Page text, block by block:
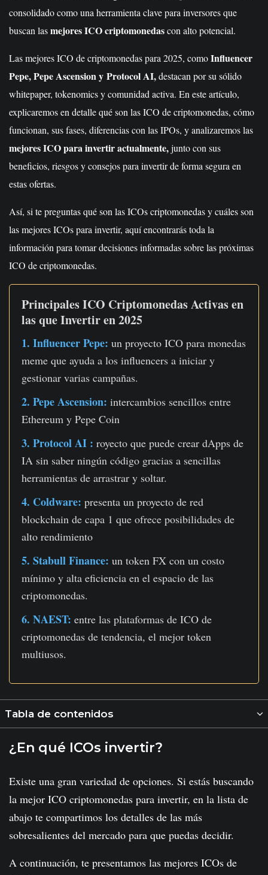
consolidado como una herramienta clave para inversores que
buscan lasmejores ICO criptomonedascon alto potencial.
Las mejores ICO de criptomonedas para 2025, comoInfluencer
Pepe, Pepe Ascension y Protocol AI,destacan por su sólido
whitepaper, tokenomics y comunidad activa. En este artículo,
explicaremos en detalle qué son las ICO de criptomonedas, cómo
funcionan, sus fases, diferencias con las IPOs, y analizaremos las
mejores ICO para invertir actualmente,junto con sus
beneficios, riesgos y consejos para invertir de forma segura en
estas ofertas.
Así, si te preguntas qué son las ICOs criptomonedas y cuáles son
las mejores ICOs para invertir, aquí encontrarás toda la
información para tomar decisiones informadas sobre las próximas
ICO de criptomonedas.
Principales ICO Criptomonedas Activas en
las que Invertir en 2025
1. Influencer Pepe: un proyecto ICO para monedas
meme que ayuda a los influencers a iniciar y
gestionar varias campañas.
2. Pepe Ascension: intercambios sencillos entre
Ethereum y Pepe Coin
3. Protocol AI : royecto que puede crear dApps de
IA sin saber ningún código gracias a sencillas
herramientas de arrastrar y soltar.
4. Coldware: presenta un proyecto de red
blockchain de capa 1 que ofrece posibilidades de
alto rendimiento
5. Stabull Finance: un token FX con un costo
mínimo y alta eficiencia en el espacio de las
criptomonedas.
6. NAEST: entre las plataformas de ICO de
criptomonedas de tendencia, el mejor token
multiusos.
Tabla de contenidos
¿En qué ICOs invertir?
Existe una gran variedad de opciones. Si estás buscando
la mejor ICO criptomonedas para invertir, en la lista de
abajo te compartimos los detalles de las más
sobresalientes del mercado para que puedas decidir.
A continuación, te presentamos las mejores ICOs de